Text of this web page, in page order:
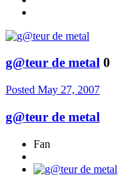
g@teur de metal 0
Posted May 27, 2007
g@teur de metal
Fan